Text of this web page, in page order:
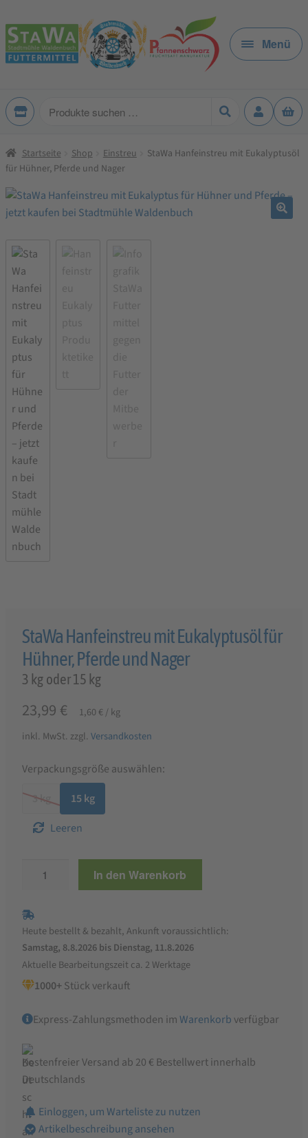
Zur
Navigation
springen
Zum
Inhalt
springen
Menü
Produkte
Startseite Shop Einstreu
StaWa Hanfeinstreu mit Eukalyptusöl
für Hühner, Pferde und Nager
StaWa Hanfeinstreu mit Eukalyptusöl für
Hühner, Pferde und Nager
3 kg oder 15 kg
23,99 € 1,60 €/kg
inkl. MwSt. zzgl. Versandkosten
Verpackungsgröße auswählen:
3 kg
15 kg
Leeren
Hanfeinstreu
Eukalyptusöl
für
Hühner,
Pferde
und
Menge
In den Warenkorb
Heute bestellt & bezahlt, Ankunft voraussichtlich:
Samstag, 8.8.2026 bis Dienstag, 11.8.2026
Aktuelle Bearbeitungszeit ca. 2 Werktage
1000+Stück verkauft
Express-Zahlungsmethoden imWarenkorb verfügbar
Kostenfreier Versand ab 20 € Bestellwert innerhalb
Deutschlands
Einloggen, um Warteliste zu nutzen
Artikelbeschreibung ansehen